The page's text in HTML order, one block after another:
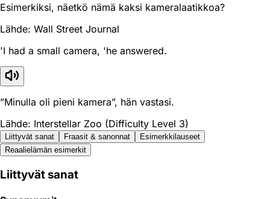
Esimerkiksi, näetkö nämä kaksi kameralaatikkoa?
Lähde: Wall Street Journal
'I had a small camera, 'he answered.
”Minulla oli pieni kamera”, hän vastasi.
Lähde: Interstellar Zoo (Difficulty Level 3)
Liittyvät sanat Fraasit & sanonnat
Esimerkkilauseet
Reaali­elämän esimerkit
Liittyvät sanat